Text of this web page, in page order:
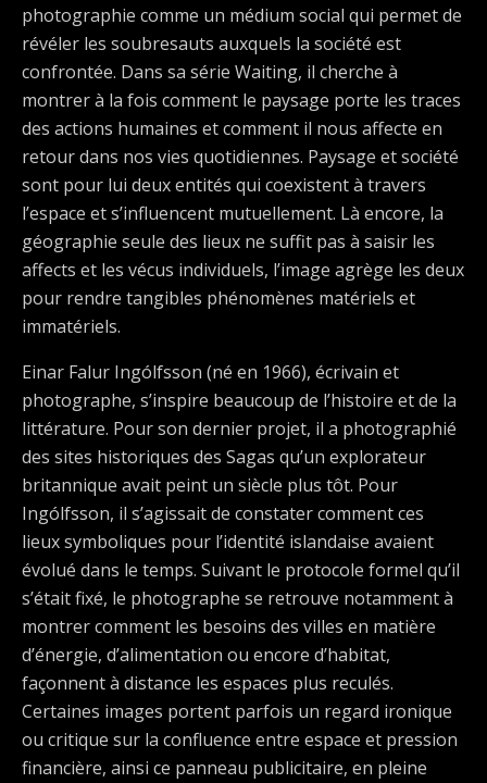
photographie comme un médium social qui permet de
révéler les soubresauts auxquels la société est
confrontée. Dans sa série Waiting, il cherche à
montrer à la fois comment le paysage porte les traces
des actions humaines et comment il nous affecte en
retour dans nos vies quotidiennes. Paysage et société
sont pour lui deux entités qui coexistent à travers
l’espace et s’influencent mutuellement. Là encore, la
géographie seule des lieux ne suffit pas à saisir les
affects et les vécus individuels, l’image agrège les deux
pour rendre tangibles phénomènes matériels et
immatériels.
Einar Falur Ingólfsson (né en 1966), écrivain et
photographe, s’inspire beaucoup de l’histoire et de la
littérature. Pour son dernier projet, il a photographié
des sites historiques des Sagas qu’un explorateur
britannique avait peint un siècle plus tôt. Pour
Ingólfsson, il s’agissait de constater comment ces
lieux symboliques pour l’identité islandaise avaient
évolué dans le temps. Suivant le protocole formel qu’il
s’était fixé, le photographe se retrouve notamment à
montrer comment les besoins des villes en matière
d’énergie, d’alimentation ou encore d’habitat,
façonnent à distance les espaces plus reculés.
Certaines images portent parfois un regard ironique
ou critique sur la confluence entre espace et pression
financière, ainsi ce panneau publicitaire, en pleine